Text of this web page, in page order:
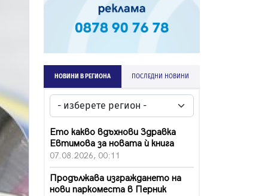
НОВИНИ В РЕГИОНА ПОСЛЕДНИ НОВИНИ
Ето какво вдъхнови Здравка
Евтимова за новата ѝ книга
07.08.2026, 00:11
Продължава изграждането на
нови паркоместа в Перник